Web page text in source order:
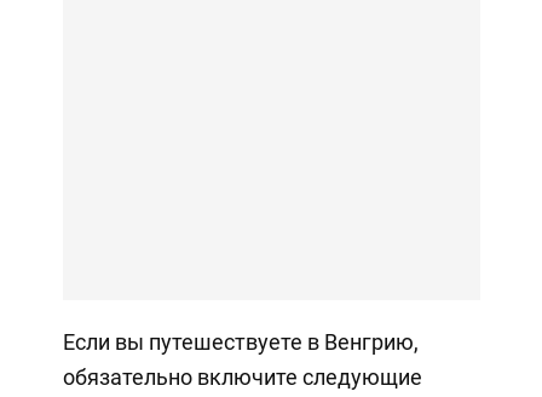
Если вы путешествуете в Венгрию,
обязательно включите следующие